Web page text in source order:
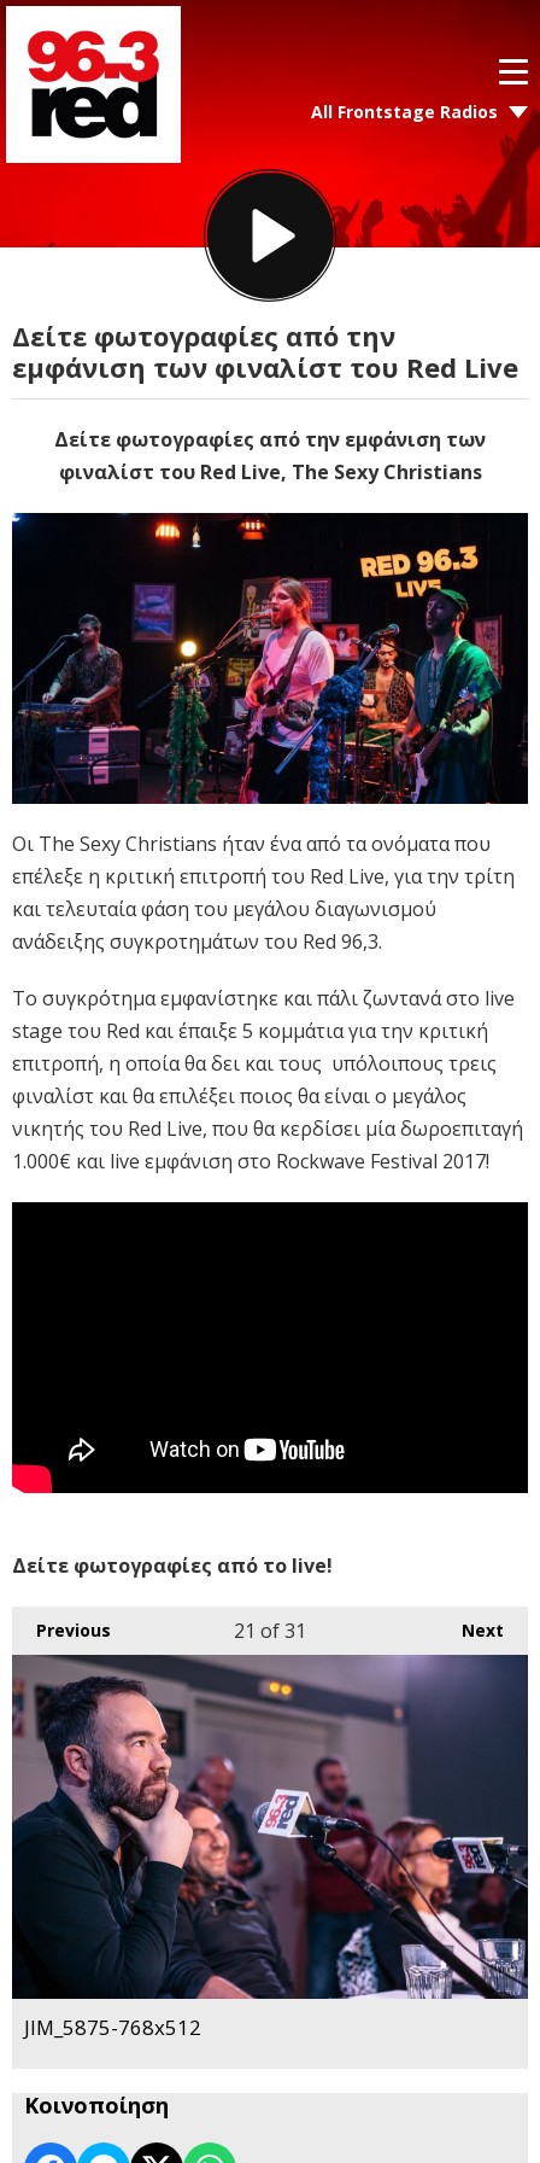
All Frontstage Radios
Δείτε φωτογραφίες από την
εμφάνιση των φιναλίστ του Red Live
Δείτε φωτογραφίες από την εμφάνιση των
φιναλίστ του Red Live, The Sexy Christians
Οι The Sexy Christians ήταν ένα από τα ονόματα που
επέλεξε η κριτική επιτροπή του Red Live, για την τρίτη
και τελευταία φάση του μεγάλου διαγωνισμού
ανάδειξης συγκροτημάτων του Red 96,3.
Το συγκρότημα εμφανίστηκε και πάλι ζωντανά στο live
stage του Red και έπαιξε 5 κομμάτια για την κριτική
επιτροπή, η οποία θα δει και τους υπόλοιπους τρεις
φιναλίστ και θα επιλέξει ποιος θα είναι ο μεγάλος
νικητής του Red Live, που θα κερδίσει μία δωροεπιταγή
1.000€ και live εμφάνιση στο Rockwave Festival 2017!
Δείτε φωτογραφίες από το live!
Previous Next
21 of 31
JIM_5875-768x512
Κοινοποίηση